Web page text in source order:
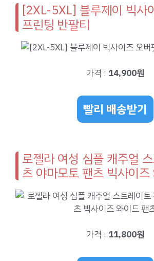
[2XL-5XL] 블루제이 빅사
프린팅 반팔티
가격 : 14,900원
빨리 배송받기
로젤라 여성 심플 캐주얼
츠 야마모토 팬츠 빅사이
가격 : 11,800원